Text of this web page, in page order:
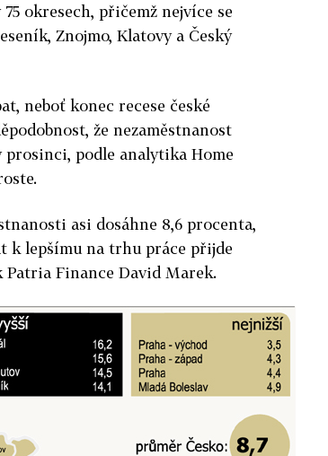
okresech, přičemž nejvíce se
Znojmo, Klatovy a Český
neboť konec recese české
že nezaměstnanost
podle analytika Home
asi dosáhne 8,6 procenta,
k lepšímu na trhu práce přijde
Patria Finance David Marek.